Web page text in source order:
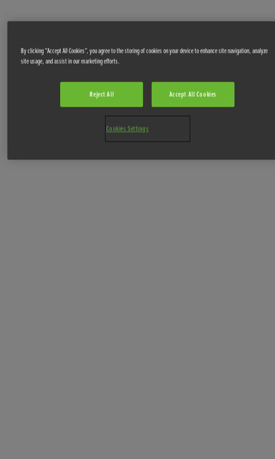
By clicking “Accept All Cookies”, you agree to the storing of cookies on your device to enhance site navigation, analyze
site usage, and assist in our marketing efforts.
Reject All Accept All Cookies
Cookies Settings